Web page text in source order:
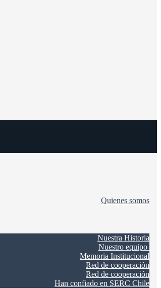
Quienes somos
Nuestra Historia
Nuestro equipo
Memoria Institucional
Red de cooperación
Red de cooperación
Han confiado en SERC Chile